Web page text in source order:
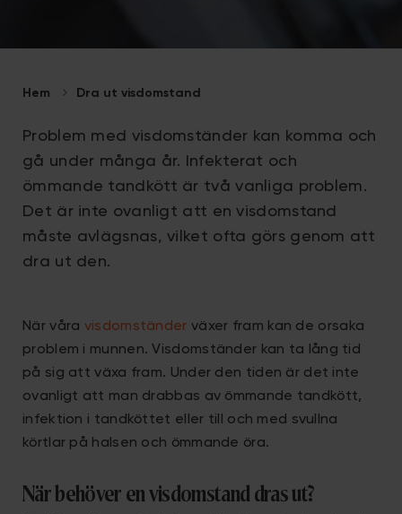
Hem Dra ut visdomstand
Problem med visdomständer kan komma och
gå under många år. Infekterat och
ömmande tandkött är två vanliga problem.
Det är inte ovanligt att en visdomstand
måste avlägsnas, vilket ofta görs genom att
dra ut den.
När våra visdomständer växer fram kan de orsaka
problem i munnen. Visdomständer kan ta lång tid
på sig att växa fram. Under den tiden är det inte
ovanligt att man drabbas av ömmande tandkött,
infektion i tandköttet eller till och med svullna
körtlar på halsen och ömmande öra.
När behöver en visdomstand dras ut?